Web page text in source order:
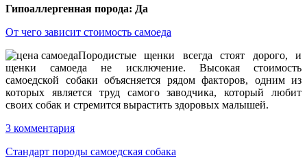
Гипоаллергенная порода: Да
От чего зависит стоимость самоеда
Породистые щенки всегда стоят дорого, и
щенки самоеда не исключение. Высокая стоимость
самоедской собаки объясняется рядом факторов, одним из
которых является труд самого заводчика, который любит
своих собак и стремится вырастить здоровых малышей.
3 комментария
Стандарт породы самоедская собака